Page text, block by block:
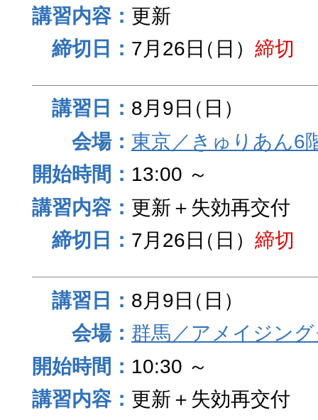
更新
7月26日（日） 締切
8月9日（日）
東京／きゅりあん6
13:00 ～
更新＋失効再交付
7月26日（日） 締切
8月9日（日）
群馬／アメイジン
10:30 ～
更新＋失効再交付